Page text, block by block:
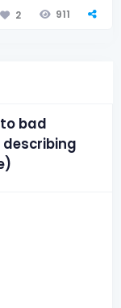
2 911
bad